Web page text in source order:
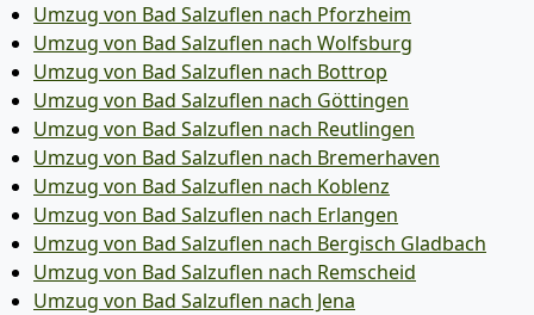
Umzug von Bad Salzuflen nach Pforzheim
Umzug von Bad Salzuflen nach Wolfsburg
Umzug von Bad Salzuflen nach Bottrop
Umzug von Bad Salzuflen nach Göttingen
Umzug von Bad Salzuflen nach Reutlingen
Umzug von Bad Salzuflen nach Bremer­haven
Umzug von Bad Salzuflen nach Koblenz
Umzug von Bad Salzuflen nach Erlangen
Umzug von Bad Salzuflen nach Bergisch Gladbach
Umzug von Bad Salzuflen nach Remscheid
Umzug von Bad Salzuflen nach Jena